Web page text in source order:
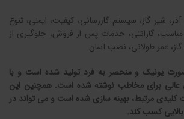
شیر گاز، سیستم گازرسانی، کیفیت، ایمنی، تنوع
گارانتی، خدمات پس از فروش، جلوگیری از
عمر طولانی، نصب آسان.
یونیک و منحصر به فرد تولید شده است و با
عالی برای مخاطب نوشته شده است. همچنین این
کلیدی مرتبط، بهینه سازی شده است و می تواند در
کسب کند.